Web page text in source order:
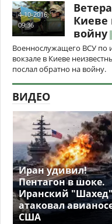
4-10-2016,
09:36
Киеве
войну
Военнослужащего ВСУ по
вокзале в Киеве
послал обратно на войну.
ВИДЕО
Иран удивил!
Пентагон в шоке.
Иранский
атаковал
США